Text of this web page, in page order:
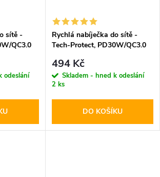
sítě -
QC3.0
odeslání
Rychlá nabíječka do sítě -
Tech-Protect, PD30W/QC3.0
494 Kč
Skladem - hned k odeslání
2 ks
DO KOŠÍKU